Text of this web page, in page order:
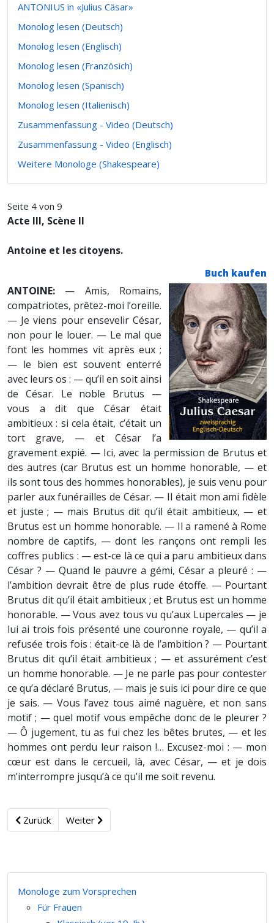
ANTONIUS in «Julius Cäsar»
Monolog lesen (Deutsch)
Monolog lesen (Englisch)
Monolog lesen (Französich)
Monolog lesen (Spanisch)
Monolog lesen (Italienisch)
Zusammenfassung - Video (Deutsch)
Zusammenfassung - Video (Englisch)
Weitere Monologe (Shakespeare)
Seite 4 von 9
Acte III, Scène II
Antoine et les citoyens.
Buch kaufen
ANTOINE:
— Amis, Romains,
compatriotes, prêtez-moi l’oreille.
— Je viens pour ensevelir César,
non pour le louer. — Le mal que
font les hommes vit après eux ;
— le bien est souvent enterré
avec leurs os : — qu’il en soit ainsi
de César. Le noble Brutus —
vous a dit que César était
ambitieux : si cela était, c’était un
tort grave, — et César l’a
gravement expié. — Ici, avec la permission de Brutus et
des autres (car Brutus est un homme honorable, — et
ils sont tous des hommes honorables), je suis venu pour
parler aux funérailles de César. — Il était mon ami fidèle
et juste ; — mais Brutus dit qu’il était ambitieux, — et
Brutus est un homme honorable. — Il a ramené à Rome
nombre de captifs, — dont les rançons ont rempli les
coffres publics : — est-ce là ce qui a paru ambitieux dans
César ? — Quand le pauvre a gémi, César a pleuré : —
l’ambition devrait être de plus rude étoffe. — Pourtant
Brutus dit qu’il était ambitieux ; et Brutus est un homme
honorable. — Vous avez tous vu qu’aux Lupercales — je
lui ai trois fois présenté une couronne royale, — qu’il a
refusée trois fois : était-ce là de l’ambition ? — Pourtant
Brutus dit qu’il était ambitieux ; — et assurément c’est
un homme honorable. — Je ne parle pas pour contester
ce qu’a déclaré Brutus, — mais je suis ici pour dire ce que
je sais. — Vous l’avez tous aimé naguère, et non sans
motif ; — quel motif vous empêche donc de le pleurer ?
— Ô jugement, tu as fui chez les bêtes brutes, — et les
hommes ont perdu leur raison !… Excusez-moi : — mon
cœur est dans le cercueil, là, avec César, — et je dois
m’interrompre jusqu’à ce qu’il me soit revenu.
Zurück Weiter
Monologe zum Vorsprechen
Für Frauen